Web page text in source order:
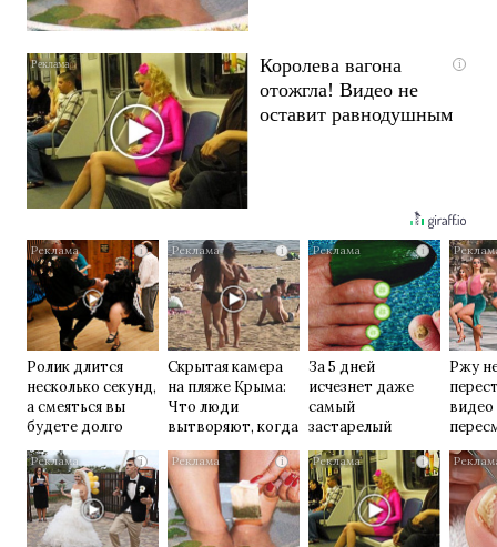
i
Королева вагона
отожгла! Видео не
оставит равнодушным
i
Ролик длится
несколько секунд,
а смеяться вы
будете долго
i
Скрытая камера
на пляже Крыма:
Что люди
вытворяют, когда
их не видят...
i
За 5 дней
исчезнет даже
самый
застарелый
грибок: вот
хитрость
Ржу
видео
раз
i i i